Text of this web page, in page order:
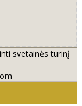
svetainės turinį